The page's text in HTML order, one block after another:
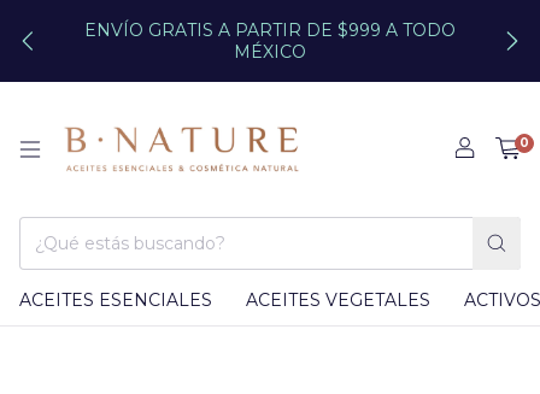
ENVÍO GRATIS A PARTIR DE $999 A TODO
MÉXICO
0
ACEITES ESENCIALES ACEITES VEGETALES